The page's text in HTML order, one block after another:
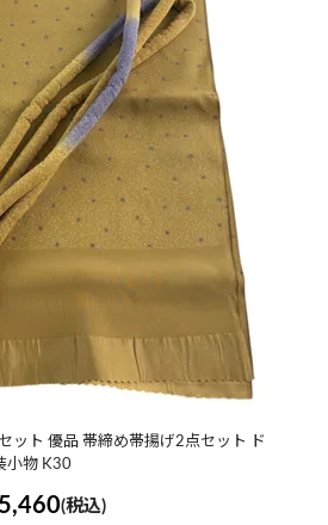
ット 優品 帯締め帯揚げ2点セット ド
小物 K30
5,460(税込)